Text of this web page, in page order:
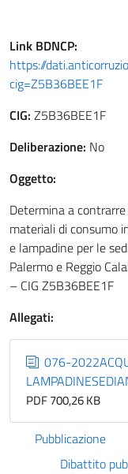
Link BDNCP:
https://
cig=Z5B36BEE1F
CIG: Z5B36BEE1F
Deliberazione: No
Oggetto:
Determina a
materiali di consumo
e lampadine per le
Palermo e Reggio
– CIG Z5B36BEE1F
Allegati:
076-
PDF 700,26 KB
Pubblicazione
Dibattito